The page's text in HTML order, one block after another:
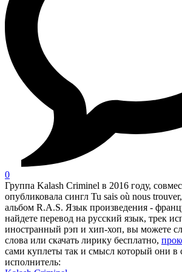
0
Группа Kalash Criminel в 2016 году,
опубликовала сингл Tu sais où nous
альбом R.A.S. Язык произведения -
найдете перевод на русский язык, трек
иностранный рэп и хип-хоп, вы можете
слова или скачать лирику бесплатно,
сами куплеты так и смысл который они в
исполнитель: